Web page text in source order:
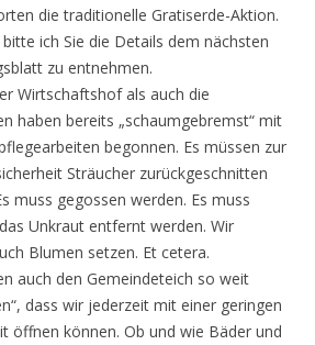
die traditionelle Gratiserde-Aktion.
ich Sie die Details dem nächsten
zu entnehmen.
Wirtschaftshof als auch die
haben bereits „schaumgebremst“ mit
begonnen. Es müssen zur
Sträucher zurückgeschnitten
muss gegossen werden. Es muss
Unkraut entfernt werden. Wir
Blumen setzen. Et cetera.
auch den Gemeindeteich so weit
dass wir jederzeit mit einer geringen
öffnen können. Ob und wie Bäder und